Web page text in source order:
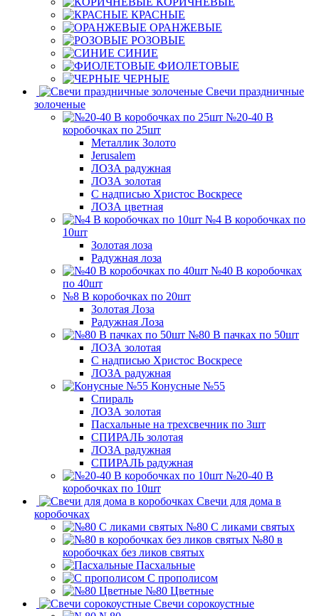
КРАСНЫЕ
ОРАНЖЕВЫЕ
РОЗОВЫЕ
СИНИЕ
ФИОЛЕТОВЫЕ
ЧЕРНЫЕ
Свечи праздничные
золоченые
№20-40 В
коробочках по 25шт
Металлик Золото
Jerusalem
ЛОЗА радужная
ЛОЗА золотая
С надписью Христос Воскресе
ЛОЗА цветная
№4 В коробочках по
10шт
Золотая лоза
Радужная лоза
№40 В коробочках
по 40шт
№8 В коробочках по 20шт
Золотая Лоза
Радужная Лоза
№80 В пачках по 50шт
ЛОЗА золотая
С надписью Христос Воскресе
ЛОЗА радужная
Конусные №55
Спираль
ЛОЗА золотая
Пасхальные на трехсвечник по 3шт
СПИРАЛЬ золотая
ЛОЗА радужная
СПИРАЛЬ радужная
№20-40 В
коробочках по 10шт
Свечи для дома в
коробочках
№80 С ликами святых
№80 в
коробочках без ликов святых
Пасхальные
С прополисом
№80 Цветные
Свечи сорокоустные